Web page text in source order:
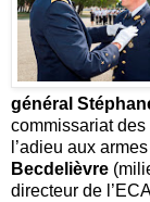
général
commissariat
l’adieu aux
Becdelièvre
directeur de